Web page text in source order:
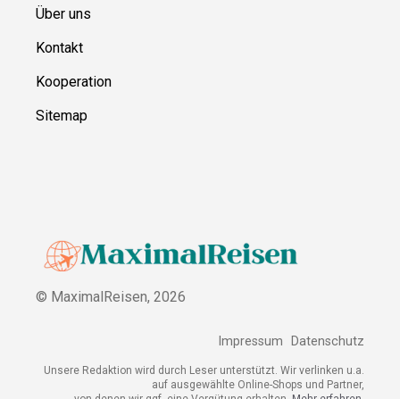
Über uns
Kontakt
Kooperation
Sitemap
© MaximalReisen, 2026
Impressum Datenschutz
Unsere Redaktion wird durch Leser unterstützt. Wir verlinken u.a.
auf ausgewählte Online-Shops und Partner,